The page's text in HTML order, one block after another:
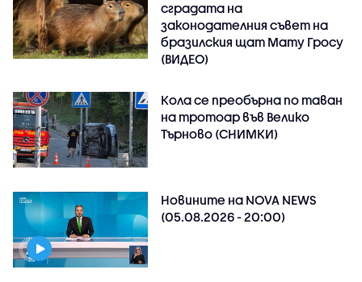
сградата на
законодателния съвет на
бразилския щат Мату Гросу
(ВИДЕО)
Кола се преобърна по таван
на тротоар във Велико
Търново (СНИМКИ)
Новините на NOVA NEWS
(05.08.2026 - 20:00)